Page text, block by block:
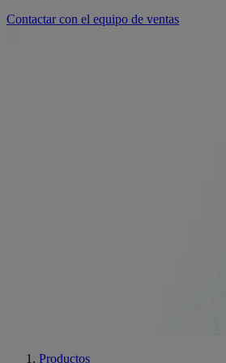
Contactar con el equipo de ventas
Productos